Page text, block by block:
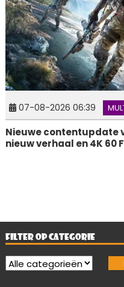
07-08-2026 06:39
Nieuwe contentupdate
nieuw verhaal en 4K 60
FILTER OP CATEGORIE